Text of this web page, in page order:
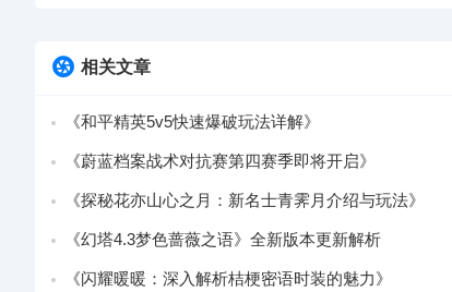
相关文章
《和平精英5v5快速爆破玩法详解》
《蔚蓝档案战术对抗赛第四赛季即将开启》
《探秘花亦山心之月：新名士青霁月介绍与玩法》
《幻塔4.3梦色蔷薇之语》全新版本更新解析
《闪耀暖暖：深入解析桔梗密语时装的魅力》